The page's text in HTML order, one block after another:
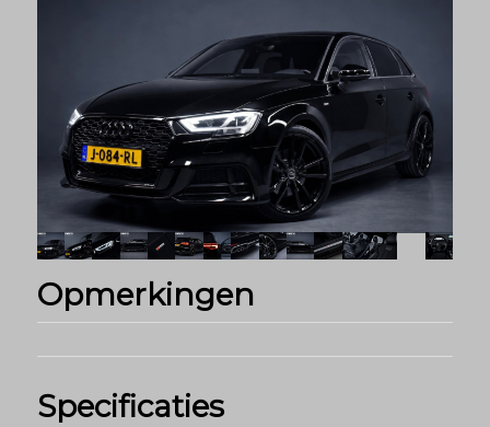
Opmerkingen
Specificaties